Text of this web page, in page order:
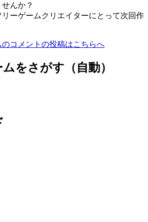
んか？
ーゲームクリエイターにとって次回作
コメントの投稿はこちらへ
をさがす（自動）